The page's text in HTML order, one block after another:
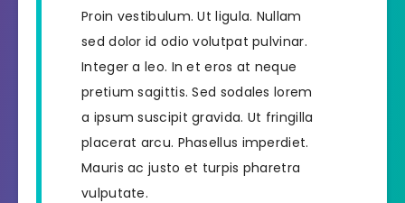
Proin vestibulum. Ut ligula. Nullam
sed dolor id odio volutpat pulvinar.
Integer a leo. In et eros at neque
pretium sagittis. Sed sodales lorem
a ipsum suscipit gravida. Ut fringilla
placerat arcu. Phasellus imperdiet.
Mauris ac justo et turpis pharetra
vulputate.